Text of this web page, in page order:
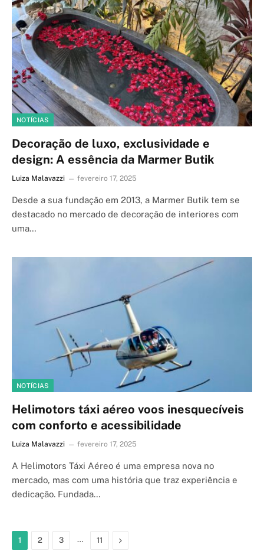
NOTÍCIAS
Decoração de luxo, exclusividade e
design: A essência da Marmer Butik
Luiza Malavazzi fevereiro 17, 2025
Desde a sua fundação em 2013, a Marmer Butik tem se
destacado no mercado de decoração de interiores com
uma…
NOTÍCIAS
Helimotors táxi aéreo voos inesquecíveis
com conforto e acessibilidade
Luiza Malavazzi fevereiro 17, 2025
A Helimotors Táxi Aéreo é uma empresa nova no
mercado, mas com uma história que traz experiência e
dedicação. Fundada…
1 2 3 … 11 Next